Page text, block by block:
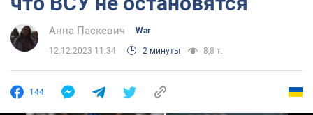
Анна Паскевич War
12.12.2023 11:34 2 минуты 8,8 т.
144